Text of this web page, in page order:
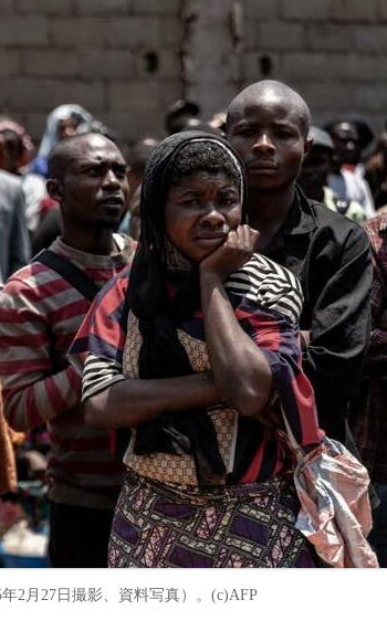
2月27日撮影、資料写真）。(c)AFP